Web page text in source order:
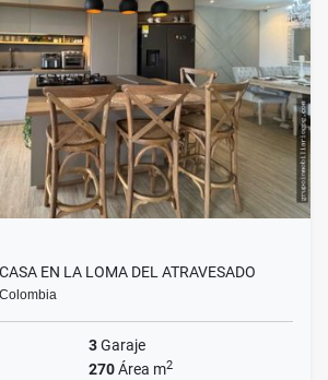
EN LA LOMA DEL ATRAVESADO
3Garaje
270Área m2